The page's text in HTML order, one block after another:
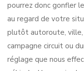
pourrez donc gonfler
au regard de votre
plutôt autoroute, ville,
campagne circuit ou
réglage que nous